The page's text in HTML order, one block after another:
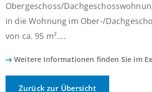
Obergeschoss/
in die Wohnung im Ober-/
von ca. 95 m²....
Weitere Informationen finden Sie im
Zurück zur Übersicht